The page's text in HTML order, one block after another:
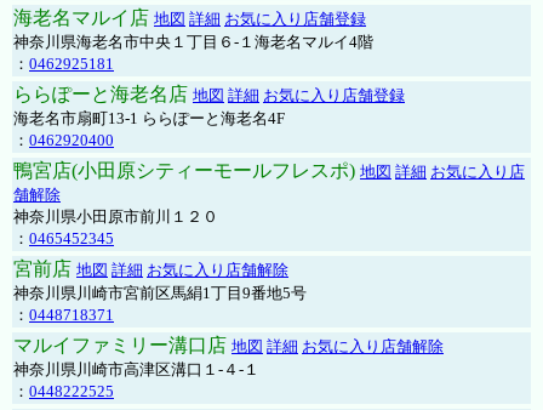
海老名マルイ店 地図 詳細 お気に入り店舗登録
神奈川県海老名市中央１丁目６-１海老名マルイ4階
： 0462925181
ららぽーと海老名店 地図 詳細 お気に入り店舗登録
海老名市扇町13-1 ららぽーと海老名4F
： 0462920400
鴨宮店(小田原シティーモールフレスポ) 地図 詳細 お気に入り店
舗解除
神奈川県小田原市前川１２０
： 0465452345
宮前店 地図 詳細 お気に入り店舗解除
神奈川県川崎市宮前区馬絹1丁目9番地5号
： 0448718371
マルイファミリー溝口店 地図 詳細 お気に入り店舗解除
神奈川県川崎市高津区溝口１-４-１
： 0448222525